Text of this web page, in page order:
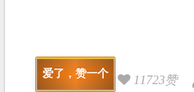
爱了，赞一个 11723赞